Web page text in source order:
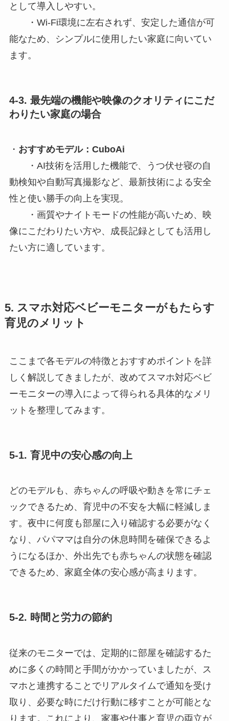
として導入しやすい。
・Wi-Fi環境に左右されず、安定した通信が可
能なため、シンプルに使用したい家庭に向いてい
ます。
4-3. 最先端の機能や映像のクオリティにこだ
わりたい家庭の場合
・ おすすめモデル：CuboAi
・AI技術を活用した機能で、うつ伏せ寝の自
動検知や自動写真撮影など、最新技術による安全
性と使い勝手の向上を実現。
・画質やナイトモードの性能が高いため、映
像にこだわりたい方や、成長記録としても活用し
たい方に適しています。
5. スマホ対応ベビーモニターがもたらす
育児のメリット
ここまで各モデルの特徴とおすすめポイントを詳
しく解説してきましたが、改めてスマホ対応ベビ
ーモニターの導入によって得られる具体的なメリ
ットを整理してみます。
5-1. 育児中の安心感の向上
どのモデルも、赤ちゃんの呼吸や動きを常にチェ
ックできるため、育児中の不安を大幅に軽減しま
す。夜中に何度も部屋に入り確認する必要がなく
なり、パパママは自分の休息時間を確保できるよ
うになるほか、外出先でも赤ちゃんの状態を確認
できるため、家庭全体の安心感が高まります。
5-2. 時間と労力の節約
従来のモニターでは、定期的に部屋を確認するた
めに多くの時間と手間がかかっていましたが、ス
マホと連携することでリアルタイムで通知を受け
取り、必要な時にだけ行動に移すことが可能とな
ります。これにより、家事や仕事と育児の両立が